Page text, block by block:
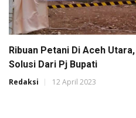
Ribuan Petani Di Aceh
Solusi Dari Pj Bupati
Redaksi 12 April 2023